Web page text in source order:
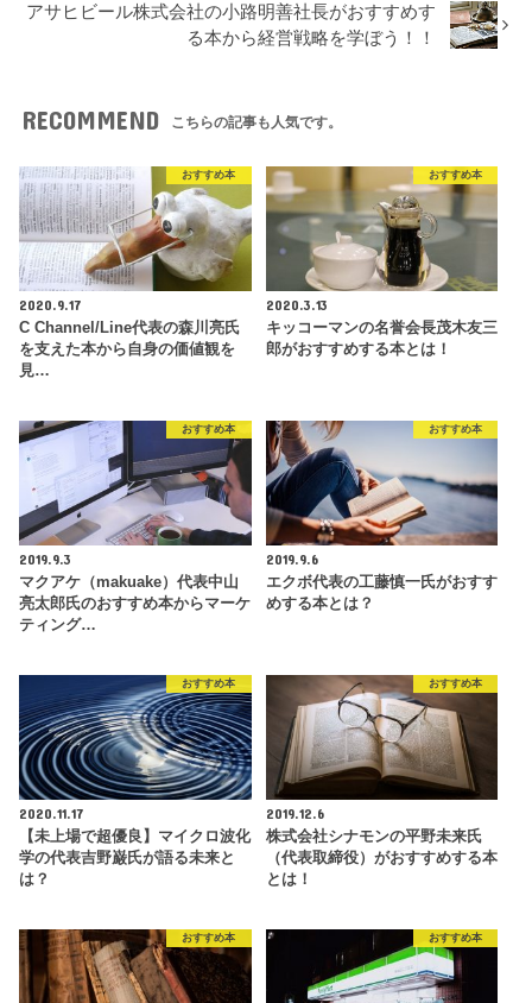
アサヒビール株式会社の小路明善社長がおすすめす
る本から経営戦略を学ぼう！！
RECOMMEND こちらの記事も人気です。
おすすめ本
2020.9.17
C Channel/Line代表の森川亮氏
を支えた本から自身の価値観を
見…
おすすめ本
2020.3.13
キッコーマンの名誉会長茂木友三
郎がおすすめする本とは！
おすすめ本
2019.9.3
マクアケ（makuake）代表中山
亮太郎氏のおすすめ本からマーケ
ティング…
おすすめ本
2019.9.6
エクボ代表の工藤慎一氏がおすす
めする本とは？
おすすめ本
2020.11.17
【未上場で超優良】マイクロ波化
学の代表吉野巌氏が語る未来と
は？
おすすめ本
2019.12.6
株式会社シナモンの平野未来氏
（代表取締役）がおすすめする本
とは！
おすすめ本 おすすめ本